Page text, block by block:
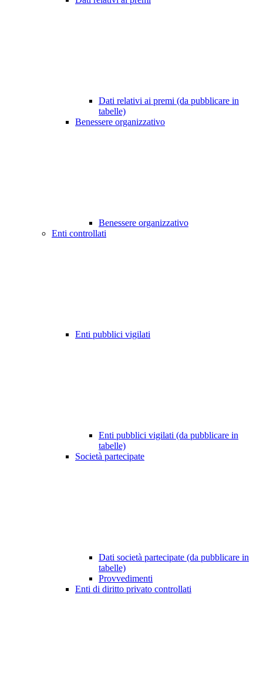
Dati relativi ai premi (da pubblicare in
tabelle)
Benessere organizzativo
Benessere organizzativo
Enti controllati
Enti pubblici vigilati
Enti pubblici vigilati (da pubblicare in
tabelle)
Società partecipate
Dati società partecipate (da pubblicare in
tabelle)
Provvedimenti
Enti di diritto privato controllati